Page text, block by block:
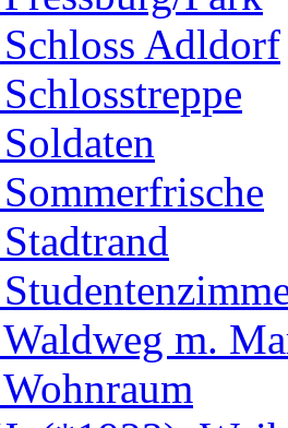
Adldorf
m.